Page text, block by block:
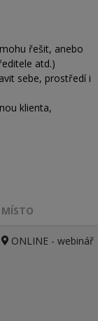
řešit, anebo
atd.)
sebe, prostředí i
klienta,
MÍSTO
ONLINE - webinář